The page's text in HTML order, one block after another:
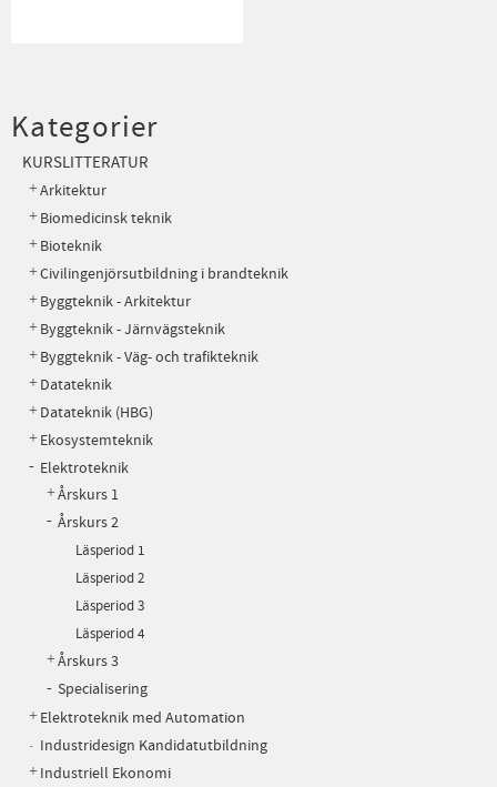
Kategorier
KURSLITTERATUR
Arkitektur
Biomedicinsk teknik
Bioteknik
Civilingenjörsutbildning i brandteknik
Byggteknik - Arkitektur
Byggteknik - Järnvägsteknik
Byggteknik - Väg- och trafikteknik
Datateknik
Datateknik (HBG)
Ekosystemteknik
Elektroteknik
Årskurs 1
Årskurs 2
Läsperiod 1
Läsperiod 2
Läsperiod 3
Läsperiod 4
Årskurs 3
Specialisering
Elektroteknik med Automation
Industridesign Kandidatutbildning
Industriell Ekonomi